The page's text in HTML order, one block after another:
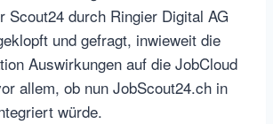
Scout24 durch Ringier Digital AG
und gefragt, inwieweit die
Auswirkungen auf die JobCloud
allem, ob nun JobScout24.ch in
würde.